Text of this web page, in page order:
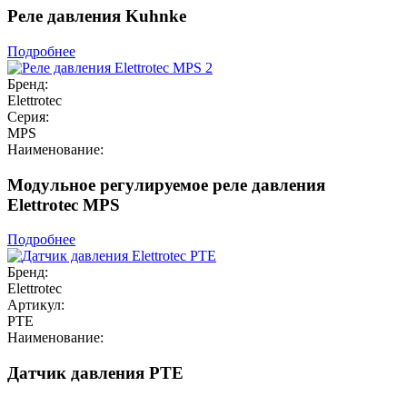
Реле давления Kuhnke
Подробнее
Бренд:
Elettrotec
Серия:
MPS
Наименование:
Модульное регулируемое реле давления
Elettrotec MPS
Подробнее
Бренд:
Elettrotec
Артикул:
PTE
Наименование:
Датчик давления PTE